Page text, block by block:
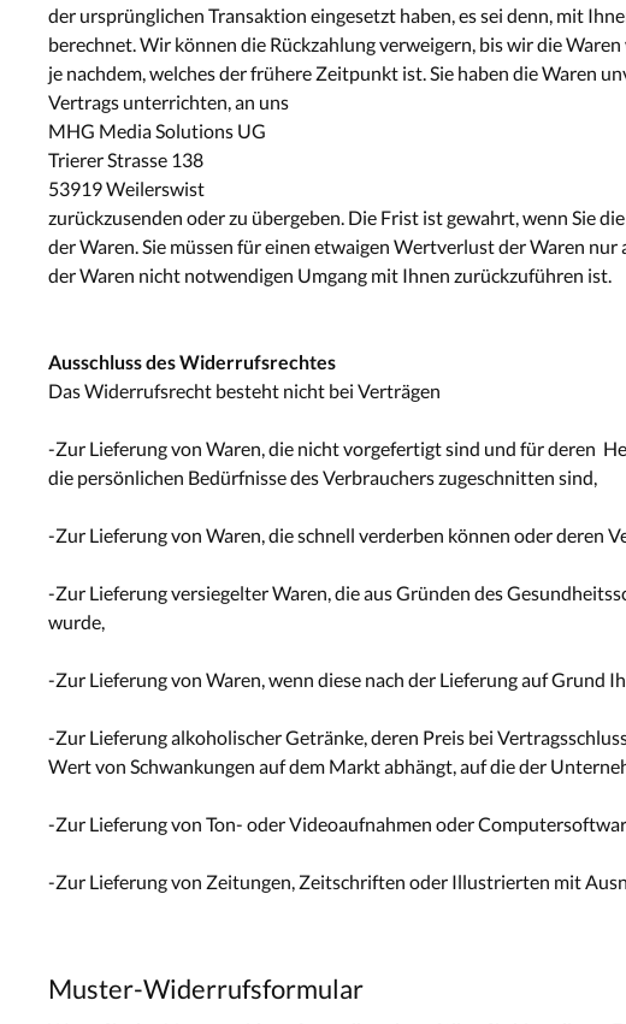
der ursprünglichen Transaktion eingesetzt haben, es sei denn, mit
berechnet. Wir können die Rückzahlung verweigern, bis wir die
je nachdem, welches der frühere Zeitpunkt ist. Sie haben die Waren
Vertrags unterrichten, an uns
MHG Media Solutions UG
Trierer Strasse 138
53919 Weilerswist
zurückzusenden oder zu übergeben. Die Frist ist gewahrt, wenn Sie
der Waren. Sie müssen für einen etwaigen Wertverlust der Waren
der Waren nicht notwendigen Umgang mit Ihnen zurückzuführen ist.
Ausschluss des Widerrufsrechtes
Das Widerrufsrecht besteht nicht bei Verträgen
-Zur Lieferung von Waren, die nicht vorgefertigt sind und für deren
die persönlichen Bedürfnisse des Verbrauchers zugeschnitten sind,
-Zur Lieferung von Waren, die schnell verderben können oder deren
-Zur Lieferung versiegelter Waren, die aus Gründen des
wurde,
-Zur Lieferung von Waren, wenn diese nach der Lieferung auf
-Zur Lieferung alkoholischer Getränke, deren Preis bei
Wert von Schwankungen auf dem Markt abhängt, auf die der
-Zur Lieferung von Ton- oder Videoaufnahmen oder
-Zur Lieferung von Zeitungen, Zeitschriften oder Illustrierten mit
Muster-Widerrufsformular